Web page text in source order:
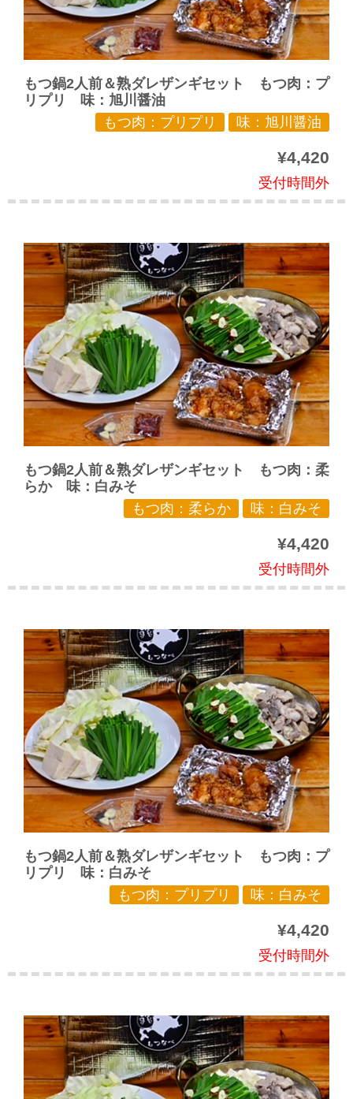
もつ鍋2人前＆熟ダレザンギセット もつ肉：プ
リプリ 味：旭川醤油
もつ肉：プリプリ
味：旭川醤油
¥4,420
受付時間外
もつ鍋2人前＆熟ダレザンギセット もつ肉：柔
らか 味：白みそ
もつ肉：柔らか
味：白みそ
¥4,420
受付時間外
もつ鍋2人前＆熟ダレザンギセット もつ肉：プ
リプリ 味：白みそ
もつ肉：プリプリ
味：白みそ
¥4,420
受付時間外